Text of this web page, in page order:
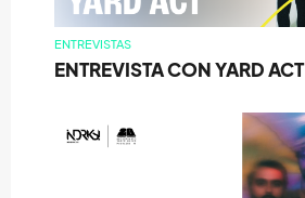
ENTREVISTAS
ENTREVISTA CON YARD ACT